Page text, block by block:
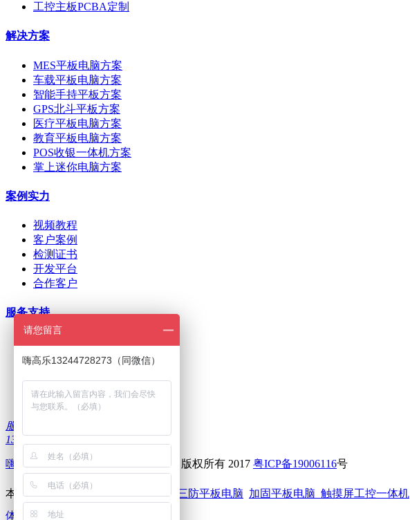
工控主板PCBA定制
解决方案
MES平板电脑方案
车载平板电脑方案
智能手持平板方案
GPS北斗平板方案
医疗平板电脑方案
教育平板电脑方案
POS收银一体机方案
掌上迷你电脑方案
案例实力
视频教程
客户案例
检测证书
开发平台
合作客户
服务支持
在线下单
下载中心
服务热线：
13322986335
嗨高乐 --深圳前海高乐科技有限公司 版权所有 2017 粤ICP备19006116号
本站关键词：嗨高乐 高乐智能设备 三防平板电脑 加固平板电脑 触摸屏工控一体机
体机电脑 触摸电脑一体机
请您留言
嗨高乐13244728273（同微信）